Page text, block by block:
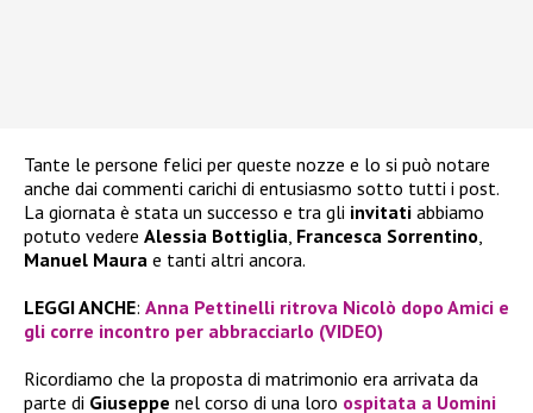
Tante le persone felici per queste nozze e lo si può notare
anche dai commenti carichi di entusiasmo sotto tutti i post.
La giornata è stata un successo e tra gli invitati abbiamo
potuto vedere Alessia Bottiglia Francesca Sorrentino
Manuel Maura e tanti altri ancora.
LEGGI ANCHE: Anna Pettinelli ritrova Nicolò dopo Amici e
gli corre incontro per abbracciarlo (VIDEO)
Ricordiamo che la proposta di matrimonio era arrivata da
parte di Giuseppe nel corso di una loro ospitata a Uomini